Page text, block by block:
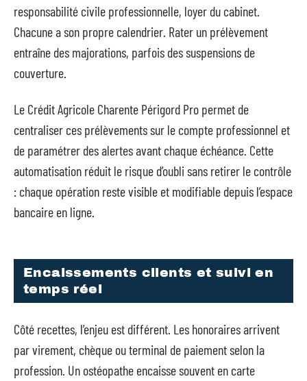
responsabilité civile professionnelle, loyer du cabinet.
Chacune a son propre calendrier. Rater un prélèvement
entraîne des majorations, parfois des suspensions de
couverture.
Le Crédit Agricole Charente Périgord Pro permet de
centraliser ces prélèvements sur le compte professionnel et
de paramétrer des alertes avant chaque échéance. Cette
automatisation réduit le risque d’oubli sans retirer le contrôle
: chaque opération reste visible et modifiable depuis l’espace
bancaire en ligne.
Encaissements clients et suivi en
temps réel
Côté recettes, l’enjeu est différent. Les honoraires arrivent
par virement, chèque ou terminal de paiement selon la
profession. Un ostéopathe encaisse souvent en carte